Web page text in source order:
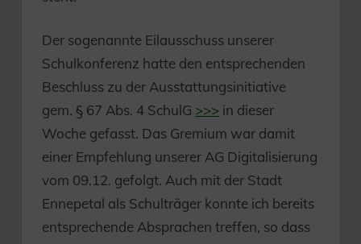
Der sogenannte Eilausschuss unserer
Schulkonferenz hatte den entsprechenden
Beschluss zu der Ausstattungsinitiative
gem. § 67 Abs. 4 SchulG >>> in dieser
Woche gefasst. Das Gremium war damit
einer Empfehlung unserer AG Digitalisierung
vom 09.12. gefolgt. Auch mit der Stadt
Ennepetal als Schulträger konnte ich bereits
entsprechende Absprachen treffen, so dass